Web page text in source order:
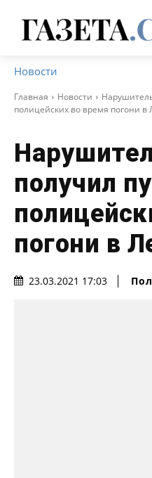
Новости
Главная Новости
полицейских во время погони в
получил
погони в
23.03.2021 17:03